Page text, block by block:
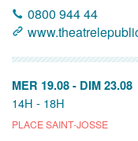
0800 944 44
MER 19.08 - DIM 23.08
14H - 18H
PLACE SAINT-JOSSE